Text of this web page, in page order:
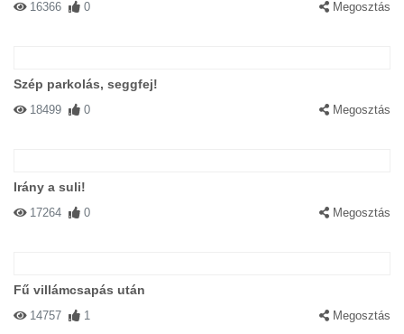
16366 0 Megosztás
Szép parkolás, seggfej!
18499 0 Megosztás
Irány a suli!
17264 0 Megosztás
Fű villámcsapás után
14757 1 Megosztás